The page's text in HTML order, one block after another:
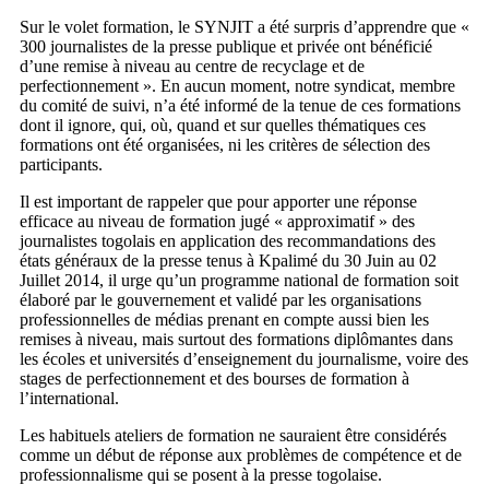
Sur le volet formation, le SYNJIT a été surpris d’apprendre que «
300 journalistes de la presse publique et privée ont bénéficié
d’une remise à niveau au centre de recyclage et de
perfectionnement ». En aucun moment, notre syndicat, membre
du comité de suivi, n’a été informé de la tenue de ces formations
dont il ignore, qui, où, quand et sur quelles thématiques ces
formations ont été organisées, ni les critères de sélection des
participants.
Il est important de rappeler que pour apporter une réponse
efficace au niveau de formation jugé « approximatif » des
journalistes togolais en application des recommandations des
états généraux de la presse tenus à Kpalimé du 30 Juin au 02
Juillet 2014, il urge qu’un programme national de formation soit
élaboré par le gouvernement et validé par les organisations
professionnelles de médias prenant en compte aussi bien les
remises à niveau, mais surtout des formations diplômantes dans
les écoles et universités d’enseignement du journalisme, voire des
stages de perfectionnement et des bourses de formation à
l’international.
Les habituels ateliers de formation ne sauraient être considérés
comme un début de réponse aux problèmes de compétence et de
professionnalisme qui se posent à la presse togolaise.